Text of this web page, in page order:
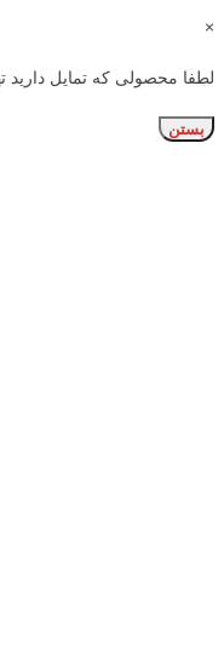
×
لطفا محصولی که تمایل دارید
بستن